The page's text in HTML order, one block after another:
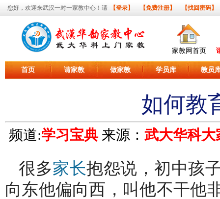
您好，欢迎来武汉一对一家教中心！请 【登录】 【免费注册】 【找回密码】
家教网首页
首页 请家教 做家教 学员库 教员
如何教
频道:学习宝典来源： 武大华科大
很多家长抱怨说，初中孩
向东他偏向西，叫他不干他